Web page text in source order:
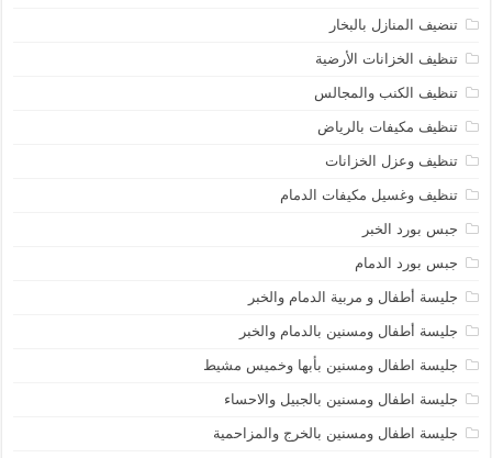
تنضيف المنازل بالبخار
تنظيف الخزانات الأرضية
تنظيف الكنب والمجالس
تنظيف مكيفات بالرياض
تنظيف وعزل الخزانات
تنظيف وغسيل مكيفات الدمام
جبس بورد الخبر
جبس بورد الدمام
جليسة أطفال و مربية الدمام والخبر
جليسة أطفال ومسنين بالدمام والخبر
جليسة اطفال ومسنين بأبها وخميس مشيط
جليسة اطفال ومسنين بالجبيل والاحساء
جليسة اطفال ومسنين بالخرج والمزاحمية